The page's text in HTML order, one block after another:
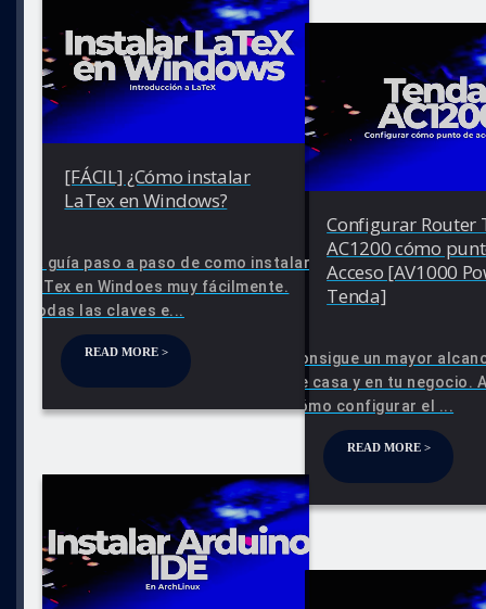
[FÁCIL] ¿Cómo instalar
LaTex en Windows?
La guía paso a paso de como instalar
LaTex en Windoes muy fácilmente.
Todas las claves e...
READ MORE >
Configurar Router
AC1200 cómo
Acceso [AV1000
Tenda]
Consigue un mayor
de casa y en tu negocio.
cómo configurar el ...
READ MORE >